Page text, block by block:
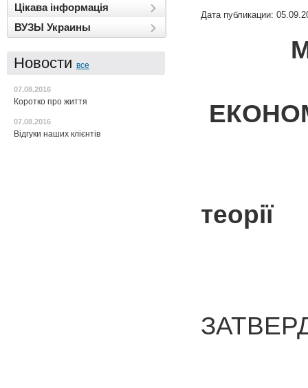
Цікава інформація
ВУЗЫ Украины
Новости все
07.08.2016
Коротко про життя
07.08.2016
Відгуки наших клієнтів
Дата публикации: